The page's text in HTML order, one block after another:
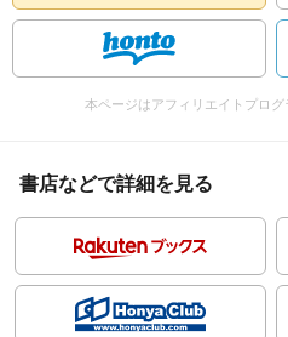
本ページはアフィリエイトプロ
書店などで詳細を見る